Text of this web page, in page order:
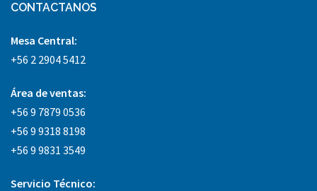
CONTACTANOS
Mesa Central:
+56 2 2904 5412
Área de ventas:
+56 9 7879 0536
+56 9 9318 8198
+56 9 9831 3549
Servicio Técnico: